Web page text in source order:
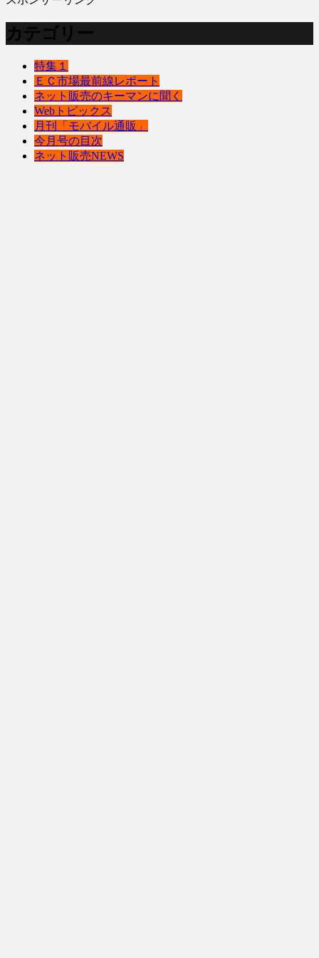
カテゴリー
特集１
ＥＣ市場最前線レポート
ネット販売のキーマンに聞く
Webトピックス
月刊「モバイル通販」
今月号の目次
ネット販売NEWS